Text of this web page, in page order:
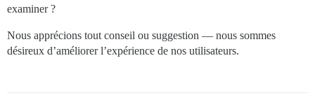
examiner ?
Nous apprécions tout conseil ou suggestion — nous sommes
désireux d’améliorer l’expérience de nos utilisateurs.